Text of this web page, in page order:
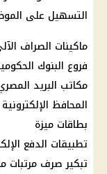
التسهيل على
ماكينات الصراف
فروع البنوك
مكاتب البريد
المحافظ الإلكترونية
بطاقات ميزة
تطبيقات الدفع
تبكيرصرف مرتبات مايو